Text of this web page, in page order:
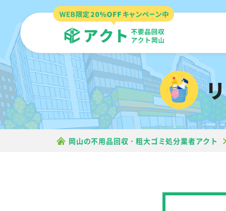
岡山の不用品回収・粗大ゴミ処分業者アクト